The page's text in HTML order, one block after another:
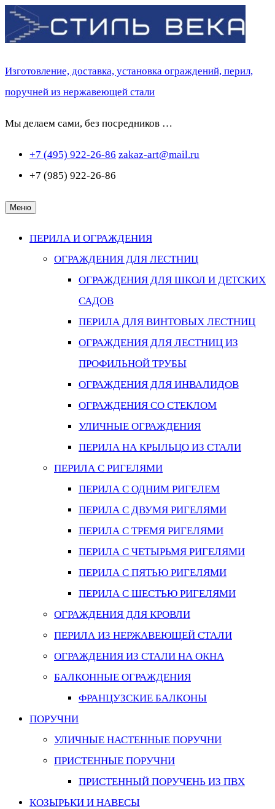
Перейти
к
Изготовление, доставка, установка ограждений, перил,
поручней из нержавеющей стали
Мы делаем сами, без посредников …
+7 (495) 922-26-86 zakaz-art@mail.ru
+7 (985) 922-26-86
Меню
ПЕРИЛА И ОГРАЖДЕНИЯ
ОГРАЖДЕНИЯ ДЛЯ ЛЕСТНИЦ
ОГРАЖДЕНИЯ ДЛЯ ШКОЛ И ДЕТСКИХ
САДОВ
ПЕРИЛА ДЛЯ ВИНТОВЫХ ЛЕСТНИЦ
ОГРАЖДЕНИЯ ДЛЯ ЛЕСТНИЦ ИЗ
ПРОФИЛЬНОЙ ТРУБЫ
ОГРАЖДЕНИЯ ДЛЯ ИНВАЛИДОВ
ОГРАЖДЕНИЯ СО СТЕКЛОМ
УЛИЧНЫЕ ОГРАЖДЕНИЯ
ПЕРИЛА НА КРЫЛЬЦО ИЗ СТАЛИ
ПЕРИЛА С РИГЕЛЯМИ
ПЕРИЛА С ОДНИМ РИГЕЛЕМ
ПЕРИЛА С ДВУМЯ РИГЕЛЯМИ
ПЕРИЛА С ТРЕМЯ РИГЕЛЯМИ
ПЕРИЛА С ЧЕТЫРЬМЯ РИГЕЛЯМИ
ПЕРИЛА С ПЯТЬЮ РИГЕЛЯМИ
ПЕРИЛА С ШЕСТЬЮ РИГЕЛЯМИ
ОГРАЖДЕНИЯ ДЛЯ КРОВЛИ
ПЕРИЛА ИЗ НЕРЖАВЕЮЩЕЙ СТАЛИ
ОГРАЖДЕНИЯ ИЗ СТАЛИ НА ОКНА
БАЛКОННЫЕ ОГРАЖДЕНИЯ
ФРАНЦУЗСКИЕ БАЛКОНЫ
ПОРУЧНИ
УЛИЧНЫЕ НАСТЕННЫЕ ПОРУЧНИ
ПРИСТЕННЫЕ ПОРУЧНИ
ПРИСТЕННЫЙ ПОРУЧЕНЬ ИЗ ПВХ
КОЗЫРЬКИ И НАВЕСЫ